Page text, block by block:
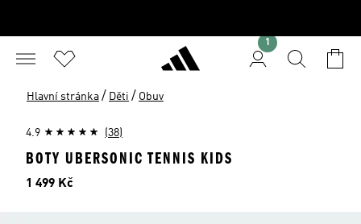
Hlavní stránka / Děti / Obuv
4.9 (38)
BOTY UBERSONIC TENNIS KIDS
Cena
1 499 Kč